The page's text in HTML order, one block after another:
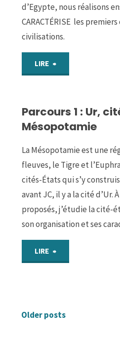
temps
Charles
Quint
Soliman"
d’Egypte, nous réalisons
CARACTÉRISE les
civilisations.
LIRE "SYNTHÈSE
Réaliser
un
schéma
sur
la
naissance
des
Parcours 1 : Ur,
Mésopotamie
La Mésopotamie est une
fleuves, le Tigre et
cités-États qui s’y
avant JC, il y a la cité d’Ur.
proposés, j’étudie la cité-
son organisation et ses
LIRE "Parcours
Ur,
Older posts